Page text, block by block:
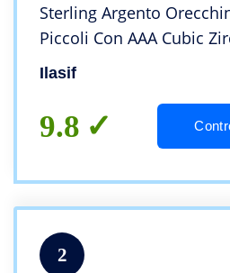
Sterling Argento
Piccoli Con AAA Cubic
Ipoallergenic Argento
Ilasif
9.8
2